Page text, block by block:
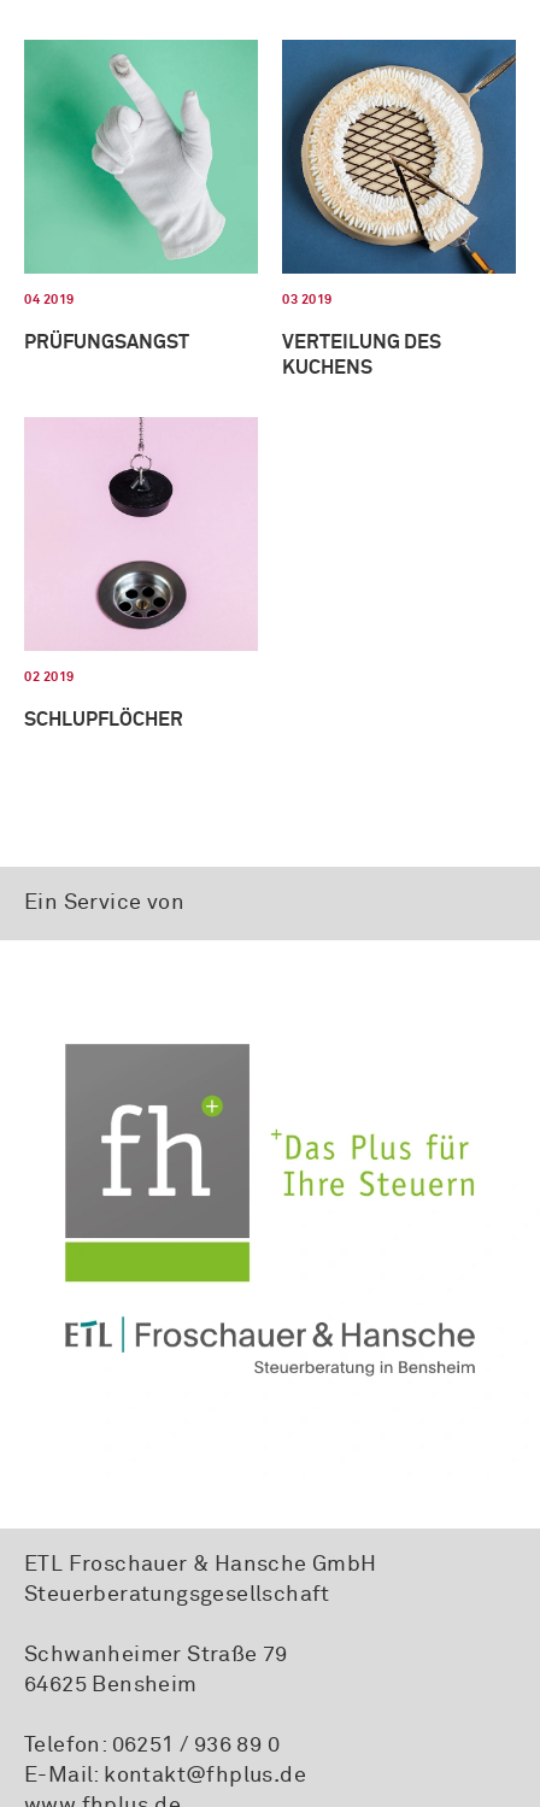
04 2019
PRÜFUNGSANGST
03 2019
VERTEILUNG DES
KUCHENS
02 2019
SCHLUPFLÖCHER
Ein Service von
ETL Froschauer & Hansche GmbH
Steuerberatungsgesellschaft
Schwanheimer Straße 79
64625 Bensheim
Telefon: 06251 / 936 89 0
E-Mail: kontakt@fhplus.de